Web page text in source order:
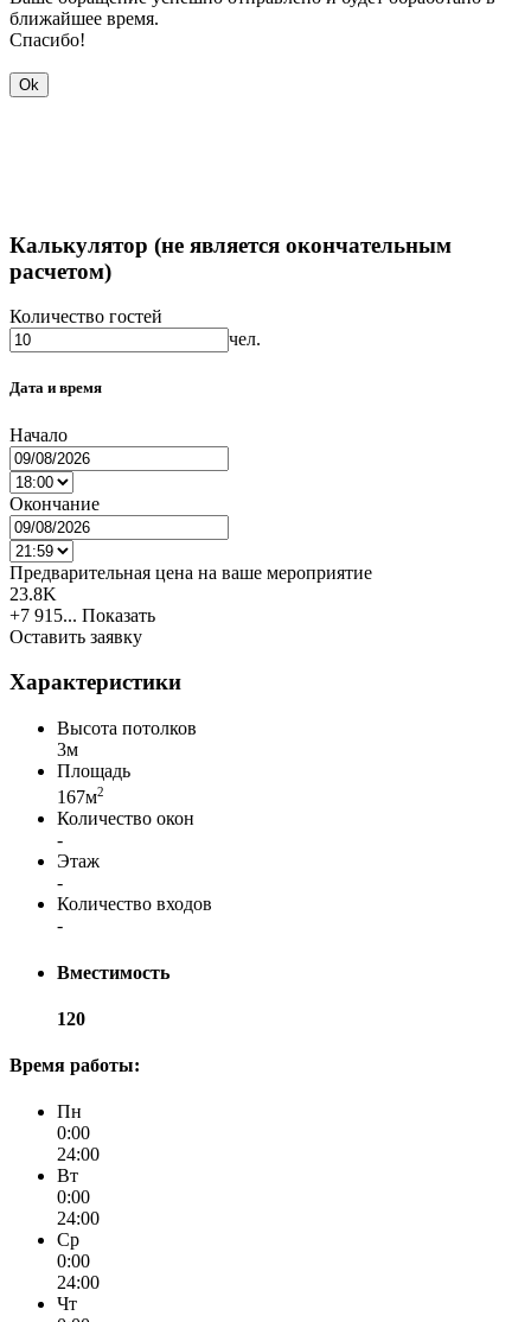
ближайшее время.
Спасибо!
Ok
Калькулятор (не является окончательным
расчетом)
Количество гостей
чел.
Дата и время
Начало
Окончание
Предварительная цена на ваше мероприятие
23.8K
+7 915... Показать
Оставить заявку
Характеристики
Высота потолков
3м
Площадь
167м2
Количество окон
-
Этаж
-
Количество входов
-
Вместимость
120
Время работы:
Пн
0:00
24:00
Вт
0:00
24:00
Ср
0:00
24:00
Чт